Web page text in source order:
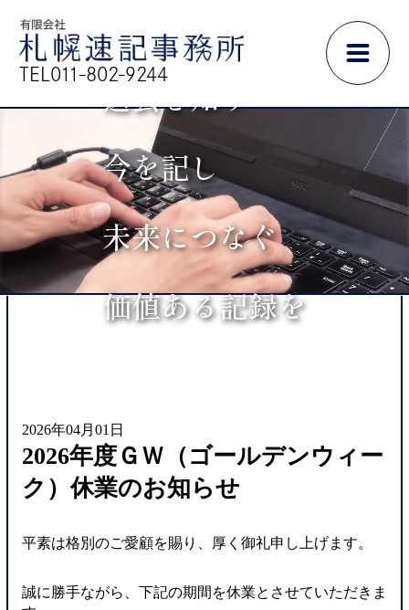
TEL011-802-9244
過去を知り
今を記し
未来につなぐ
価値ある記録を
2026年04月01日
2026年度ＧＷ（ゴールデンウィー
ク）休業のお知らせ
平素は格別のご愛顧を賜り、厚く御礼申し上げます。
誠に勝手ながら、下記の期間を休業とさせていただきま